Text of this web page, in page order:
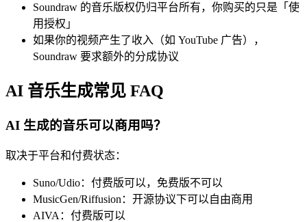
Soundraw 的音乐版权仍归平台所有，你购买的只是「使
用授权」
如果你的视频产生了收入（如 YouTube 广告），
Soundraw 要求额外的分成协议
AI 音乐生成常见 FAQ
AI 生成的音乐可以商用吗？
取决于平台和付费状态：
Suno/Udio：付费版可以，免费版不可以
MusicGen/Riffusion：开源协议下可以自由商用
AIVA：付费版可以